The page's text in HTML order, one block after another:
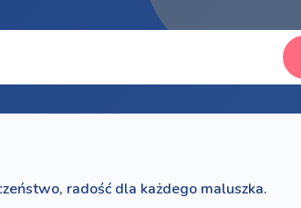
radość dla każdego maluszka.